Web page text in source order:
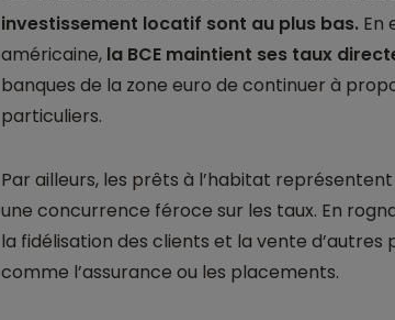
investissement locatif sont au plus bas.En
américaine,la BCE maintient ses taux
banques de la zone euro de continuer à
particuliers.
Par ailleurs, les prêts à l’habitat
une concurrence féroce sur les taux. En
la fidélisation des clients et la vente
comme l’assurance ou les placements.